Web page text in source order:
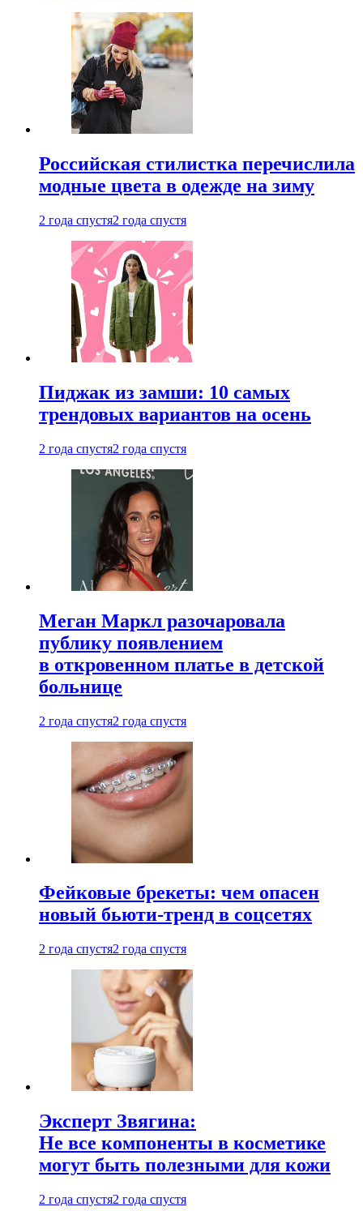
Российская стилистка перечислила
модные цвета в одежде на зиму
2 года спустя2 года спустя
Пиджак из замши: 10 самых
трендовых вариантов на осень
2 года спустя2 года спустя
Меган Маркл разочаровала
публику появлением
в откровенном платье в детской
больнице
2 года спустя2 года спустя
Фейковые брекеты: чем опасен
новый бьюти-тренд в соцсетях
2 года спустя2 года спустя
Эксперт Звягина:
Не все компоненты в косметике
могут быть полезными для кожи
2 года спустя2 года спустя